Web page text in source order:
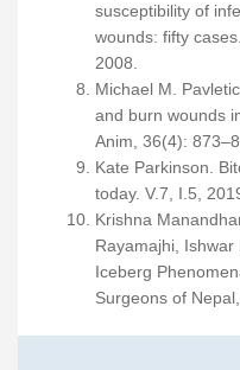
susceptibility of
wounds: fifty
2008.
Michael M.
and burn wounds
Anim, 36(4):
Kate Parkinson.
today. V.7, I.5,
Krishna
Rayamajhi,
Iceberg
Surgeons of